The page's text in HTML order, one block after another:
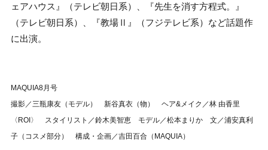
ェアハウス』（テレビ朝日系）、『先生を消す方程式。』
（テレビ朝日系）、『教場Ⅱ』（フジテレビ系）など話題作
に出演。
MAQUIA8月号
撮影／三瓶康友（モデル） 新谷真衣（物） ヘア&メイク／林 由香里
〈ROI〉 スタイリスト／鈴木美智恵 モデル／松本まりか 文／浦安真利
子（コスメ部分） 構成・企画／吉田百合（MAQUIA）